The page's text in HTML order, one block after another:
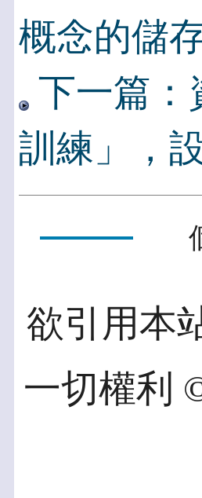
概念的儲
下一篇：
訓練」，
欲引用本
一切權利